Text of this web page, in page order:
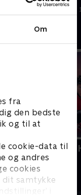
Om
fra
den bedste
og til at
cookie-data til
og andres
cookies
samtykke
i
i Milano Ice
2026 • 187 min
Vinter-OL -
Sport